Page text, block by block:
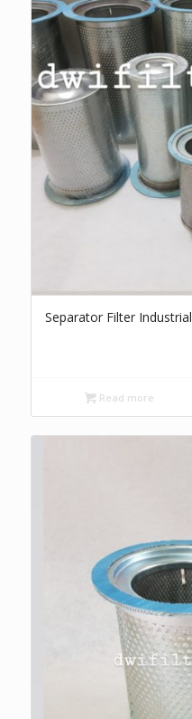
Separator Filter Industrial
Read more